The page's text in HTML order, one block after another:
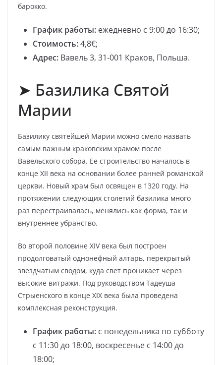
барокко.
График работы: ежедневно с 9:00 до 16:30;
Стоимость:4,8€;
Адрес: Вавель 3, 31-001 Краков, Польша.
➤ Базилика Святой
Марии
Базилику святейшей Марии можно смело назвать
самым важным краковским храмом после
Вавельского собора. Ее строительство началось в
конце XII века на основании более ранней романской
церкви. Новый храм был освящен в 1320 году. На
протяжении следующих столетий базилика много
раз перестраивалась, менялись как форма, так и
внутреннее убранство.
Во второй половине XIV века был построен
продолговатый однонефный алтарь, перекрытый
звездчатым сводом, куда свет проникает через
высокие витражи. Под руководством Тадеуша
Стрыенского в конце XIX века была проведена
комплексная реконструкция.
График работы: с понедельника по субботу
с 11:30 до 18:00, воскресенье с 14:00 до
18:00;